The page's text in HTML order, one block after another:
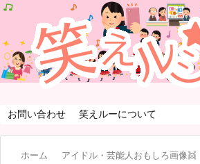
お問い合わせ 笑えルーについて
ホーム アイドル・芸能人おもしろ画像👯